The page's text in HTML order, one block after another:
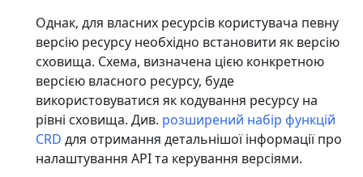
Однак, для власних ресурсів користувача певну
версію ресурсу необхідно встановити як версію
сховища. Схема, визначена цією конкретною
версією власного ресурсу, буде
використовуватися як кодування ресурсу на
рівні сховища. Див. розширений набір функцій
CRD для отримання детальнішої інформації про
налаштування API та керування версіями.